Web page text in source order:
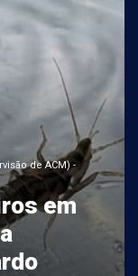
de ACM) -
em